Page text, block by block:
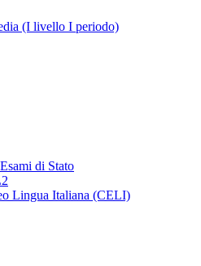
(I livello I periodo)
di Stato
Lingua Italiana (CELI)